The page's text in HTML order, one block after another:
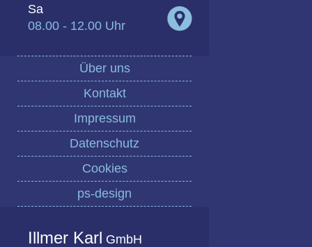
Sa
08.00 - 12.00 Uhr
Über uns
Kontakt
Impressum
Datenschutz
Cookies
ps-design
Illmer Karl GmbH